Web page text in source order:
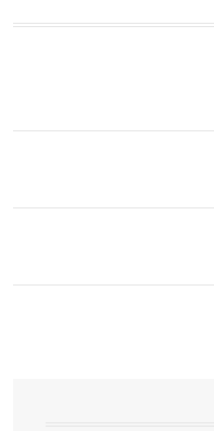
الهندسية التي ارتبطت
ومصر خاصة، حيث يحرص